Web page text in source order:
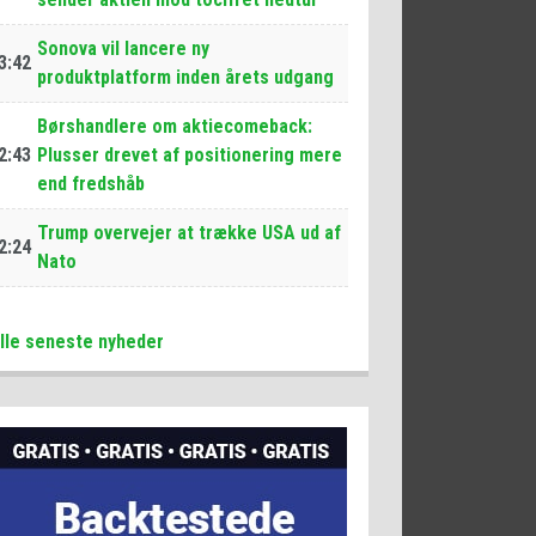
Sonova vil lancere ny
produktplatform inden årets udgang
Børshandlere om aktiecomeback:
Plusser drevet af positionering mere
end fredshåb
Trump overvejer at trække USA ud af
Nato
seneste nyheder